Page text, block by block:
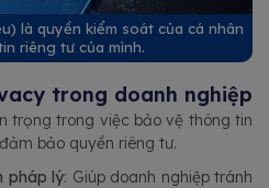
là quyền kiểm soát của cá nhân
riêng tư của mình.
trong doanh nghiệp
trọng trong việc bảo vệ thông tin
bảo quyền riêng tư.
pháp lý: Giúp doanh nghiệp tránh